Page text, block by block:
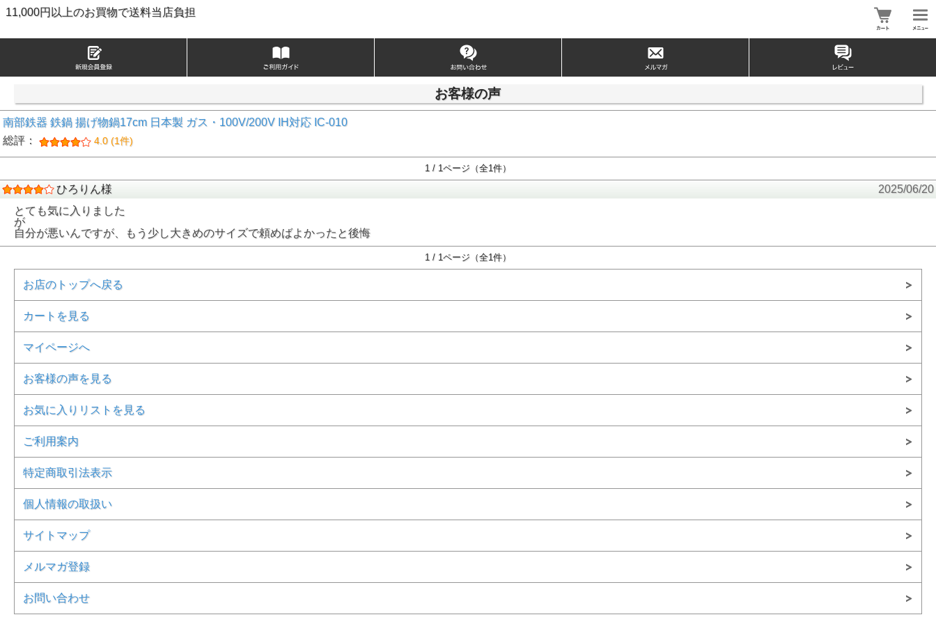
11,000円以上のお買物で送料当店負担
お客様の声
南部鉄器 鉄鍋 揚げ物鍋17cm 日本製 ガス・100V/200V IH対応 IC-010
総評：
4.0 (1件)
1 / 1ページ（全1件）
ひろりん様
2025/06/20
とても気に入りました
が
自分が悪いんですが、もう少し大きめのサイズで頼めばよかったと後悔
1 / 1ページ（全1件）
お店のトップへ戻る
カートを見る
マイページへ
お客様の声を見る
お気に入りリストを見る
ご利用案内
特定商取引法表示
個人情報の取扱い
サイトマップ
メルマガ登録
お問い合わせ